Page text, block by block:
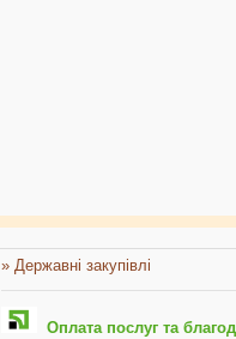
» Державні закупівлі
Оплата послуг та